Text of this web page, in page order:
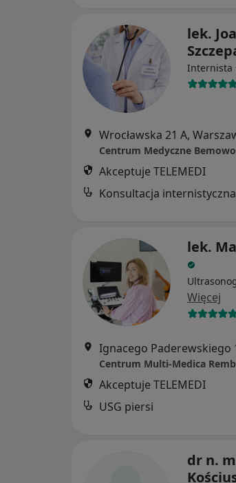
lek.
Internista
Wrocławska 21 A,
Centrum Medyczne Bemowo
Akceptuje TELEMEDI
Konsultacja internistyczna
lek.
Więcej
Ignacego Paderewskiego
Centrum Multi-Medica
Akceptuje TELEMEDI
USG piersi
dr n.